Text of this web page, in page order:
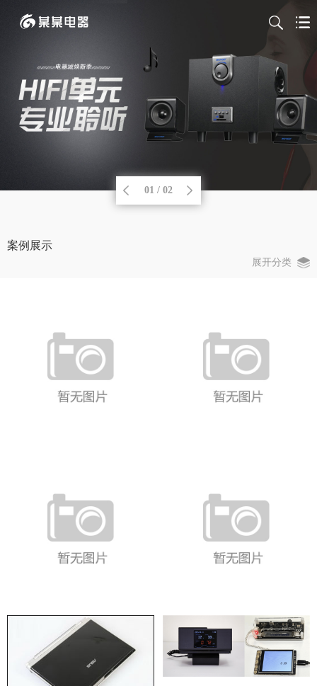
01 / 02
案例展示
展开分类